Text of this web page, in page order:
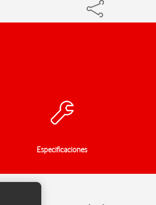
Especificaciones